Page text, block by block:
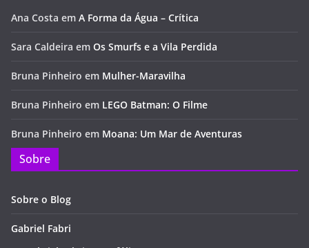
Ana Costa em A Forma da Água – Crítica
Sara Caldeira em Os Smurfs e a Vila Perdida
Bruna Pinheiro em Mulher-Maravilha
Bruna Pinheiro em LEGO Batman: O Filme
Bruna Pinheiro em Moana: Um Mar de Aventuras
Sobre
Sobre o Blog
Gabriel Fabri